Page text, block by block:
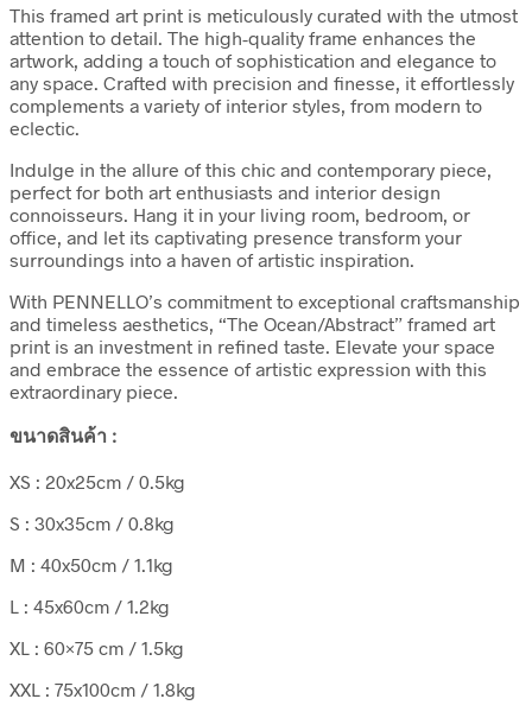
This framed art print is meticulously curated with the utmost
attention to detail. The high-quality frame enhances the
artwork, adding a touch of sophistication and elegance to
any space. Crafted with precision and finesse, it effortlessly
complements a variety of interior styles, from modern to
eclectic.
Indulge in the allure of this chic and contemporary piece,
perfect for both art enthusiasts and interior design
connoisseurs. Hang it in your living room, bedroom, or
office, and let its captivating presence transform your
surroundings into a haven of artistic inspiration.
With PENNELLO’s commitment to exceptional craftsmanship
and timeless aesthetics, “The Ocean/Abstract” framed art
print is an investment in refined taste. Elevate your space
and embrace the essence of artistic expression with this
extraordinary piece.
ขนาดสินค้า :
XS : 20x25cm / 0.5kg
S : 30x35cm / 0.8kg
M : 40x50cm / 1.1kg
L : 45x60cm / 1.2kg
XL : 60×75 cm / 1.5kg
XXL : 75x100cm / 1.8kg